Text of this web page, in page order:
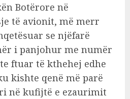
Botërore në
të avionit, më merr
se njëfarë
i panjohur me numër
ftuar të kthehej edhe
kishte qenë më parë
në kufijtë e ezaurimit